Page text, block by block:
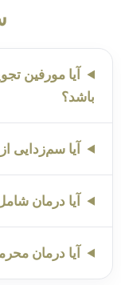
آیا مورفین
باشد؟
آیا سم‌زدایی
آیا درمان
آیا درمان